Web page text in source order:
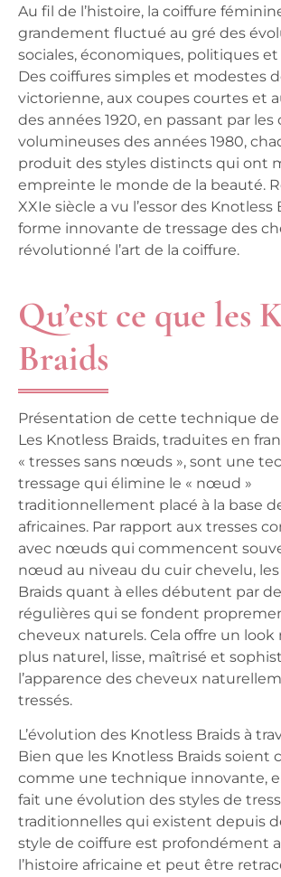
Au fil de l’histoire, la coiffure
grandement fluctué au gré des
sociales, économiques, politiques
Des coiffures simples et modestes
victorienne, aux coupes courtes et
des années 1920, en passant par les
volumineuses des années 1980,
produit des styles distincts qui ont
empreinte le monde de la beauté.
XXIe siècle a vu l’essor des Knotless
forme innovante de tressage des
révolutionné l’art de la coiffure.
Qu’est ce que les
Braids
Présentation de cette technique de
Les Knotless Braids, traduites en
« tresses sans nœuds », sont une
tressage qui élimine le « nœud »
traditionnellement placé à la base
africaines. Par rapport aux tresses
avec nœuds qui commencent
nœud au niveau du cuir chevelu,
Braids quant à elles débutent par
régulières qui se fondent
cheveux naturels. Cela offre un
plus naturel, lisse, maîtrisé et
l’apparence des cheveux
tressés.
L’évolution des Knotless Braids à
Bien que les Knotless Braids soient
comme une technique innovante,
fait une évolution des styles de
traditionnelles qui existent depuis
style de coiffure est profondément
l’histoire africaine et peut être